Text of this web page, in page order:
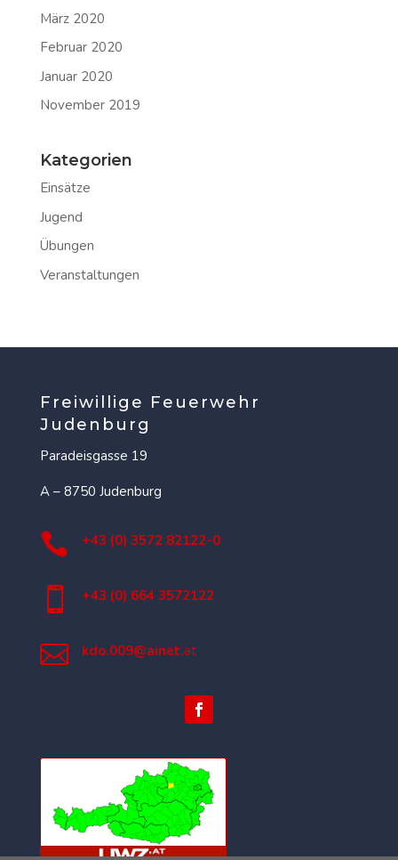
März 2020
Februar 2020
Januar 2020
November 2019
Kategorien
Einsätze
Jugend
Übungen
Veranstaltungen
Freiwillige Feuerwehr
Judenburg
Paradeisgasse 19
A – 8750 Judenburg
 +43 (0) 3572 82122-0
 +43 (0) 664 3572122
 kdo.009@ainet.at